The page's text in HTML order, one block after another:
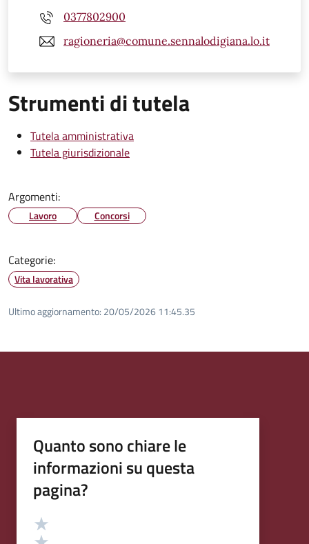
0377802900
ragioneria@comune.sennalodigiana.lo.it
Strumenti di tutela
Tutela amministrativa
Tutela giurisdizionale
Argomenti:
Lavoro Concorsi
Categorie:
Vita lavorativa
Ultimo aggiornamento: 20/05/2026 11:45.35
Quanto sono chiare le
informazioni su questa
pagina?
Valutazione